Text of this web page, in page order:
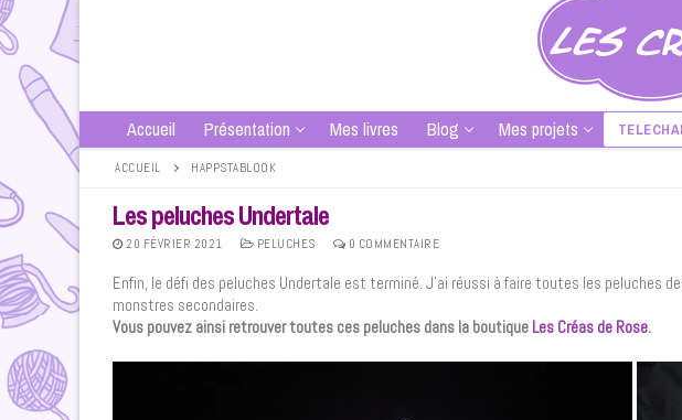
Accueil Présentation Mes livres Blog Mes projets
ACCUEIL HAPPSTABLOOK
Les peluches Undertale
20 FÉVRIER 2021 PELUCHES 0 COMMENTAIRE
Enfin, le défi des peluches Undertale est terminé. J’ai réussi à faire toutes les peluches
monstres secondaires.
Vous pouvez ainsi retrouver toutes ces peluches dans la boutique Les Créas de Rose.